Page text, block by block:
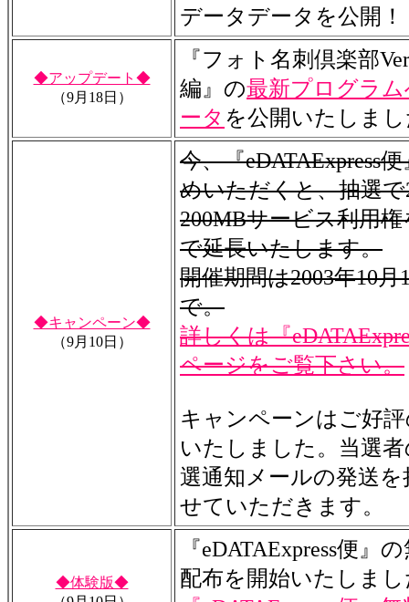
データデータを公開！
◆アップデート◆
（9月18日）
『フォト名刺倶楽部
編』の最新プログラ
ータ を公開いたしま
◆キャンペーン◆
（9月10日）
今、『eDATAExpress
めいただくと、抽選で
200MBサービス利用
で延長いたします。
開催期間は2003年10月
で。
詳しくは『
ページをご覧下さい。
キャンペーンはご好
いたしました。当選
選通知メールの発送
せていただきます。
◆体験版◆
『eDATAExpress便』
配布を開始いたしま